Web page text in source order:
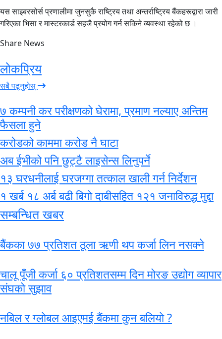
यस साइबरसोर्स प्रणालीमा जुनसुकै राष्ट्रिय तथा अन्तर्राष्ट्रिय बैंकहरूद्वारा जारी
गरिएका भिसा र मास्टरकार्ड सहजै प्रयोग गर्न सकिने व्यवस्था रहेको छ ।
Share News
लोकप्रिय
सबै पढ्नुहोस्
७ कम्पनी कर परीक्षणको घेरामा, प्रमाण नल्याए अन्तिम
फैसला हुने
करोडको काममा करोड नै घाटा
अब ईभीको पनि छुट्टै लाइसेन्स लिनुपर्ने
१३ घरधनीलाई घरजग्गा तत्काल खाली गर्न निर्देशन
१ खर्ब १८ अर्ब बढी बिगो दाबीसहित १२१ जनाविरुद्ध मुद्दा
सम्बन्धित खबर
बैैंकका ७७ प्रतिशत ठूला ऋणी थप कर्जा लिन नसक्ने
चालू पूँजी कर्जा ६० प्रतिशतसम्म दिन मोरङ उद्योग व्यापार
संघको सुझाव
नबिल र ग्लोबल आइएमई बैंकमा कुन बलियो ?